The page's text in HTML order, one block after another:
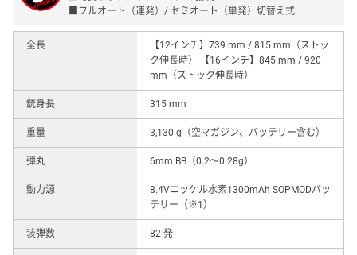
■フルオート（連発）/ セミオート（単発）切替え式
全長
【12インチ】739 mm / 815 mm（ストッ
ク伸長時） 【16インチ】845 mm / 920
mm（ストック伸長時）
銃身長 315 mm
重量 3,130 g（空マガジン、バッテリー含む）
弾丸 6mm BB（0.2〜0.28g）
動力源
8.4Vニッケル水素1300mAh SOPMODバッ
テリー（※1）
装弾数 82 発